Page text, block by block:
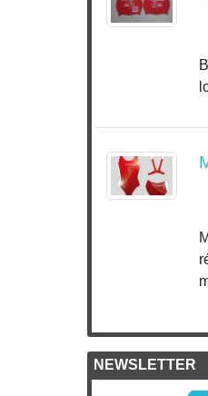
NEWSLETTER